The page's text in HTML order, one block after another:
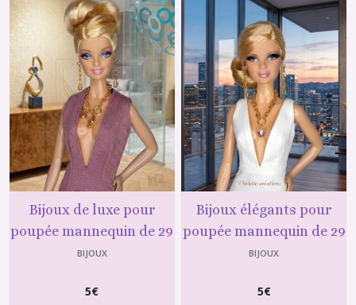
Bijoux de luxe pour
poupée mannequin de 29
cm (type Barbie) : Collier
d'oreille en goutte d'or
BIJOUX
5€
Bijoux élégants pour
poupée mannequin de 29
cm (type Barbie) : Collier
en cristal mauve
BIJOUX
5€